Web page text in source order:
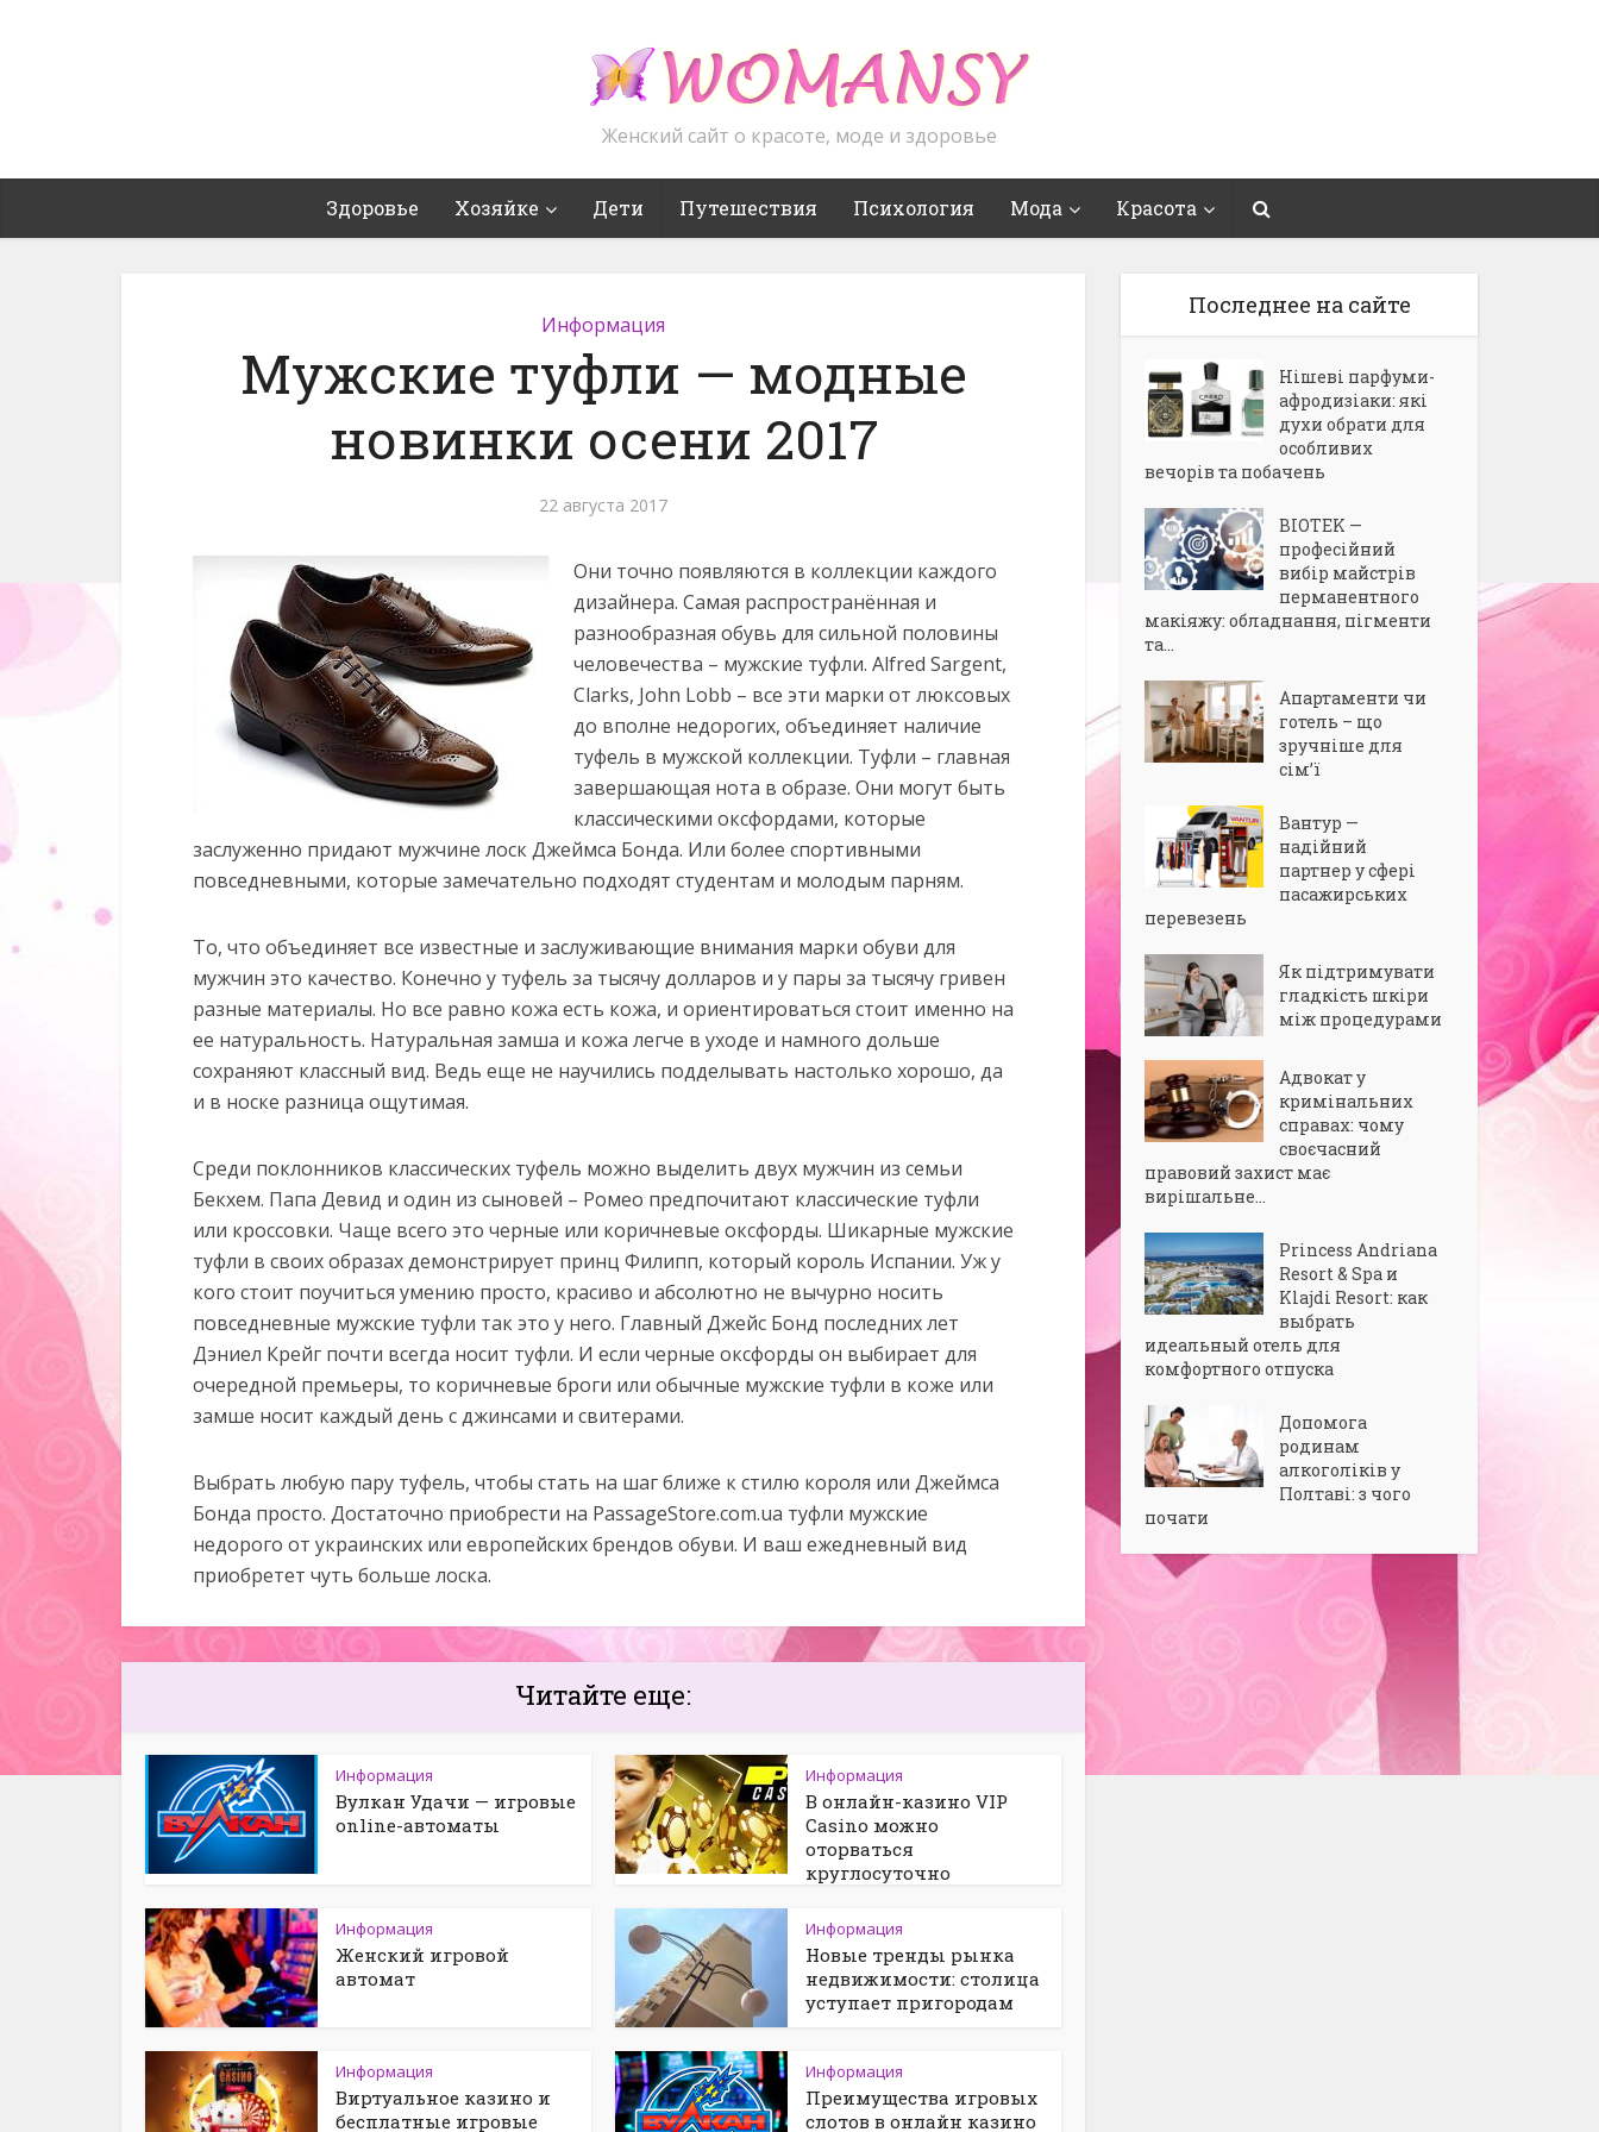
Женский сайт о красоте, моде и здоровье
Здоровье Хозяйке Дети Путешествия Психология Мода Красота
Информация
Мужские туфли — модные
новинки осени 2017
22 августа 2017
Они точно появляются в коллекции каждого
дизайнера. Самая распространённая и
разнообразная обувь для сильной половины
человечества – мужские туфли. Alfred Sargent,
Clarks, John Lobb – все эти марки от люксовых
до вполне недорогих, объединяет наличие
туфель в мужской коллекции. Туфли – главная
завершающая нота в образе. Они могут быть
классическими оксфордами, которые
заслуженно придают мужчине лоск Джеймса Бонда. Или более спортивными
повседневными, которые замечательно подходят студентам и молодым парням.
То, что объединяет все известные и заслуживающие внимания марки обуви для
мужчин это качество. Конечно у туфель за тысячу долларов и у пары за тысячу гривен
разные материалы. Но все равно кожа есть кожа, и ориентироваться стоит именно на
ее натуральность. Натуральная замша и кожа легче в уходе и намного дольше
сохраняют классный вид. Ведь еще не научились подделывать настолько хорошо, да
и в носке разница ощутимая.
Среди поклонников классических туфель можно выделить двух мужчин из семьи
Бекхем. Папа Девид и один из сыновей – Ромео предпочитают классические туфли
или кроссовки. Чаще всего это черные или коричневые оксфорды. Шикарные мужские
туфли в своих образах демонстрирует принц Филипп, который король Испании. Уж у
кого стоит поучиться умению просто, красиво и абсолютно не вычурно носить
повседневные мужские туфли так это у него. Главный Джейс Бонд последних лет
Дэниел Крейг почти всегда носит туфли. И если черные оксфорды он выбирает для
очередной премьеры, то коричневые броги или обычные мужские туфли в коже или
замше носит каждый день с джинсами и свитерами.
Выбрать любую пару туфель, чтобы стать на шаг ближе к стилю короля или Джеймса
Бонда просто. Достаточно приобрести на PassageStore.com.ua туфли мужские
недорого от украинских или европейских брендов обуви. И ваш ежедневный вид
приобретет чуть больше лоска.
Читайте еще:
Информация
Вулкан Удачи — игровые
online-автоматы
Информация
В онлайн-казино VIP
Casino можно
оторваться
круглосуточно
Информация
Женский игровой
автомат
Информация
Новые тренды рынка
недвижимости: столица
уступает пригородам
Информация
Виртуальное казино и
бесплатные игровые
Информация
Преимущества игровых
слотов в онлайн казино
Последнее на сайте
Нішеві парфуми-
афродизіаки: які
духи обрати для
особливих
вечорів та побачень
BIOTEK —
професійний
вибір майстрів
перманентного
макіяжу: обладнання, пігменти
та...
Апартаменти чи
готель – що
зручніше для
сім’ї
Вантур —
надійний
партнер у сфері
пасажирських
перевезень
Як підтримувати
гладкість шкіри
між процедурами
Адвокат у
кримінальних
справах: чому
своєчасний
правовий захист має
вирішальне...
Princess Andriana
Resort & Spa и
Klajdi Resort: как
выбрать
идеальный отель для
комфортного отпуска
Допомога
родинам
алкоголіків у
Полтаві: з чого
почати